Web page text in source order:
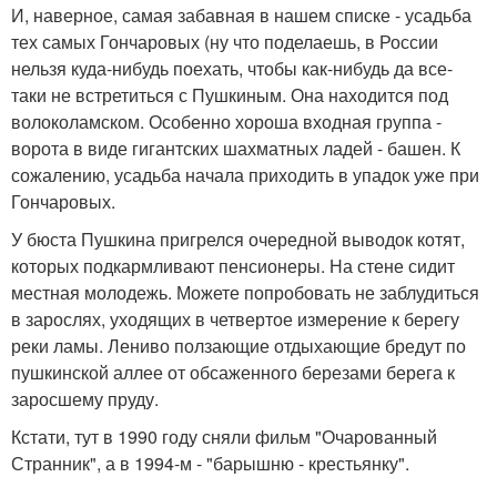
И, наверное, самая забавная в нашем списке - усадьба
тех самых Гончаровых (ну что поделаешь, в России
нельзя куда-нибудь поехать, чтобы как-нибудь да все-
таки не встретиться с Пушкиным. Она находится под
волоколамском. Особенно хороша входная группа -
ворота в виде гигантских шахматных ладей - башен. К
сожалению, усадьба начала приходить в упадок уже при
Гончаровых.
У бюста Пушкина пригрелся очередной выводок котят,
которых подкармливают пенсионеры. На стене сидит
местная молодежь. Можете попробовать не заблудиться
в зарослях, уходящих в четвертое измерение к берегу
реки ламы. Лениво ползающие отдыхающие бредут по
пушкинской аллее от обсаженного березами берега к
заросшему пруду.
Кстати, тут в 1990 году сняли фильм "Очарованный
Странник", а в 1994-м - "барышню - крестьянку".